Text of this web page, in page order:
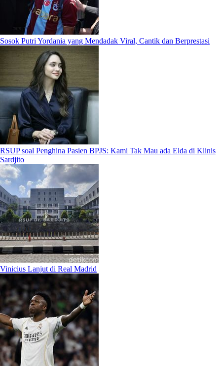
Sosok Putri Yordania yang Mendadak Viral, Cantik dan Berprestasi
RSUP soal Penghina Pasien BPJS: Kami Tak Mau ada Elda di Klinis
Sardjito
Vinicius Lanjut di Real Madrid